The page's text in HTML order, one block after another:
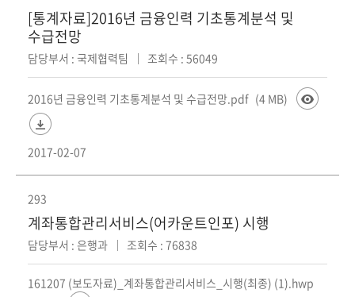
[통계자료]2016년 금융인력 기초통계분석 및
수급전망
담당부서 : 국제협력팀 조회수 : 56049
2016년 금융인력 기초통계분석 및 수급전망.pdf (4 MB)
2017-02-07
293
계좌통합관리서비스(어카운트인포) 시행
담당부서 : 은행과 조회수 : 76838
161207 (보도자료)_계좌통합관리서비스_시행(최종) (1).hwp